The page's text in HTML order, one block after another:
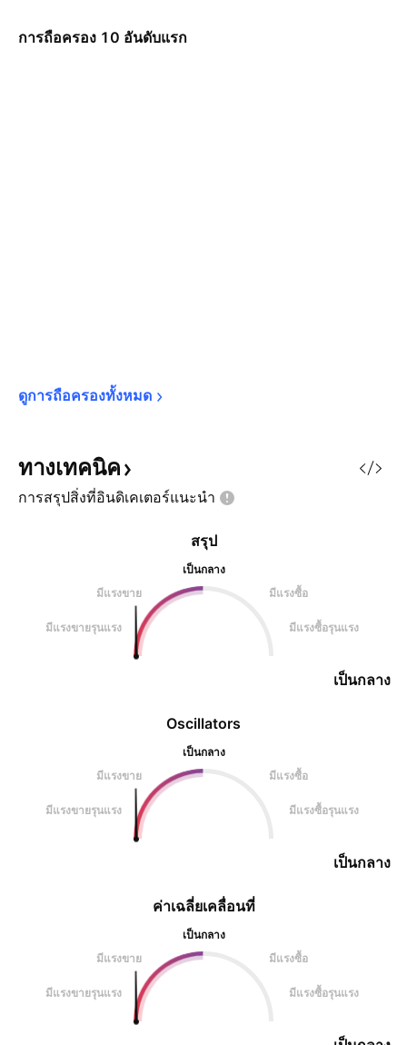
การถือครอง 10 อันดับแรก
ดูการถือครองทั้งหมด
ทางเทคนิค
การสรุปสิ่งที่อินดิเคเตอร์แนะนำ
Oscillators
เป็นกลาง
มีแรงขาย
มีแรงซื้อ
มีแรงขายรุนแรง มีแรงซื้อรุนแรง
เป็นกลาง
สรุป
เป็นกลาง
มีแรงขาย
มีแรงซื้อ
มีแรงขายรุนแรง มีแรงซื้อรุนแรง
เป็นกลาง
ค่าเฉลี่ยเคลื่อนที่
เป็นกลาง
มีแรงขาย
มีแรงซื้อ
มีแรงขายรุนแรง มีแรงซื้อรุนแรง